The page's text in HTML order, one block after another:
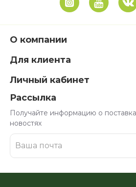
О компании
Для клиента
Личный кабинет
Рассылка
Получайте информацию о
новостях